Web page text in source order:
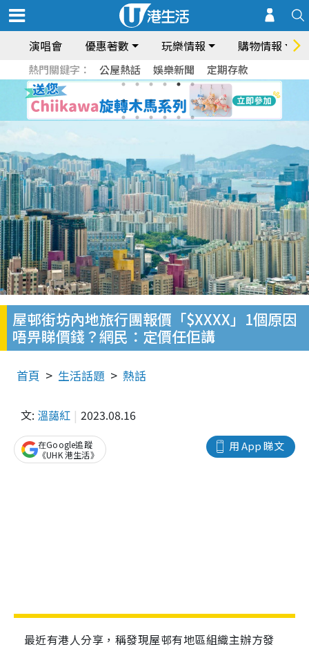
演唱會 優惠著數 玩樂情報 購物情報
熱門關鍵字： 公屋熱話 娛樂新聞 定期存款
屋邨街坊內地旅行團報價「$XXXX」1個原因
唔畀睇價錢？網民：定價任佢講
首頁 生活話題 熱話
文: 溫藹紅 2023.08.16
用 App 睇文
在Google追蹤
《UHK 港生活》
最近有港人分享，稱發現屋邨有地區組織主辦方發